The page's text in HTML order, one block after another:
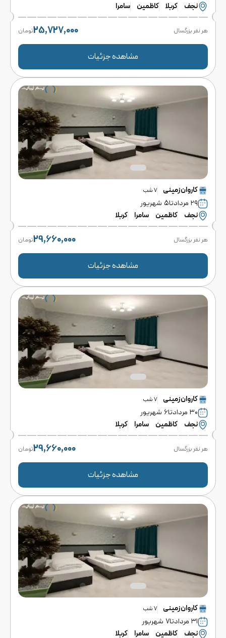
نجف
کربلا کاظمین سامرا
هر نفر بزرگسال 25,727,000تومان
مشاهده جزئیات
کاروانزمینی 7شب
۲۹ مرداد تا۵ شهریور
نجف
کاظمین سامرا کربلا
هر نفر بزرگسال 29,660,000تومان
مشاهده جزئیات
کاروانزمینی 7شب
۳۰ مرداد تا۶ شهریور
نجف
کاظمین سامرا کربلا
هر نفر بزرگسال 29,660,000تومان
مشاهده جزئیات
کاروانزمینی 7شب
۳۱ مرداد تا۷ شهریور
نجف
کاظمین سامرا کربلا